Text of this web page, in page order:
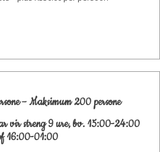
– Maksimum 200 persone
vir streng 9 ure, bv. 15:00-24:00
16:00-01:00